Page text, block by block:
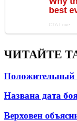
ЧИТАЙТЕ
Положительный
Названа дата
Верховен